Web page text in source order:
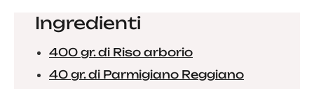
Ingredienti
400 gr. di Riso arborio
40 gr. di Parmigiano Reggiano